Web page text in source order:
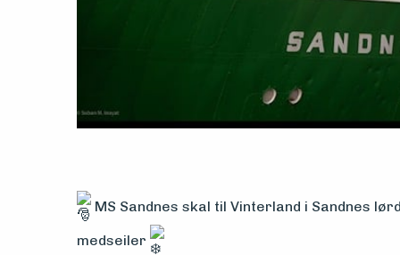
MS Sandnes skal til Vinterland i Sandnes
medseiler